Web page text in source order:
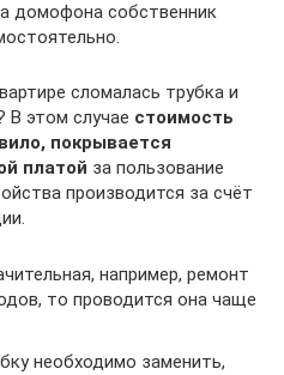
домофона собственник
сломалась трубка и
В этом случае стоимость
покрывается
платой за пользование
производится за счёт
например, ремонт
то проводится она чаще
необходимо заменить,